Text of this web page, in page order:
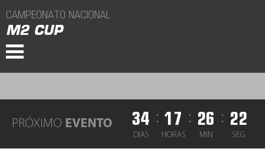
CAMPEONATO NACIONAL
M2 CUP
PRÓXIMO EVENTO 34
DIAS
: 17
HORAS
: 26
MIN
: 22
SEG